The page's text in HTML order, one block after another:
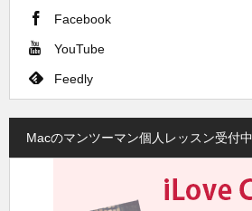
Facebook
YouTube
Feedly
Macのマンツーマン個人レッスン受付中